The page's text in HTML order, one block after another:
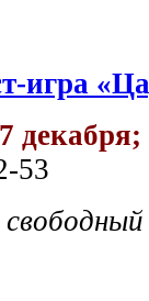
игра
53
свободный